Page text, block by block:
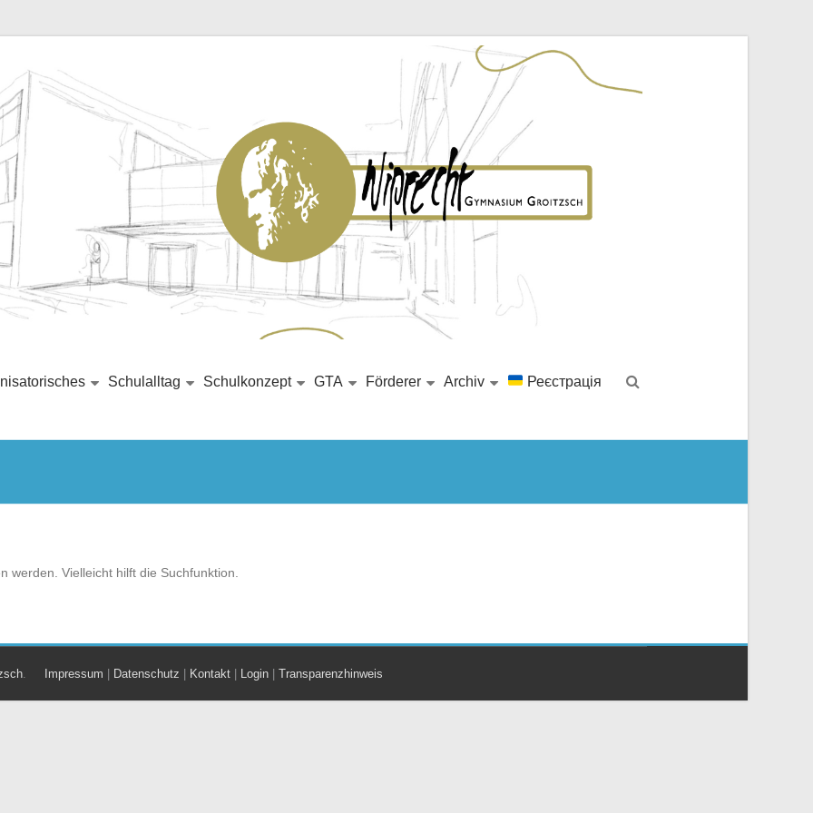
Schulalltag Schulkonzept GTA Förderer Archiv Реєстрація
werden. Vielleicht hilft die Suchfunktion.
Impressum | Datenschutz | Kontakt | Login | Transparenzhinweis